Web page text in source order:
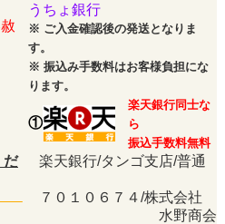
うちょ銀行
※ ご入金確認後の発送となりま
す。
※ 振込み手数料はお客様負担にな
ります。
①
楽天銀行同士な
ら
振込手数料無料
だ
楽天銀行/タンゴ支店/普通
７０１０６７４/株式会社
水野商会